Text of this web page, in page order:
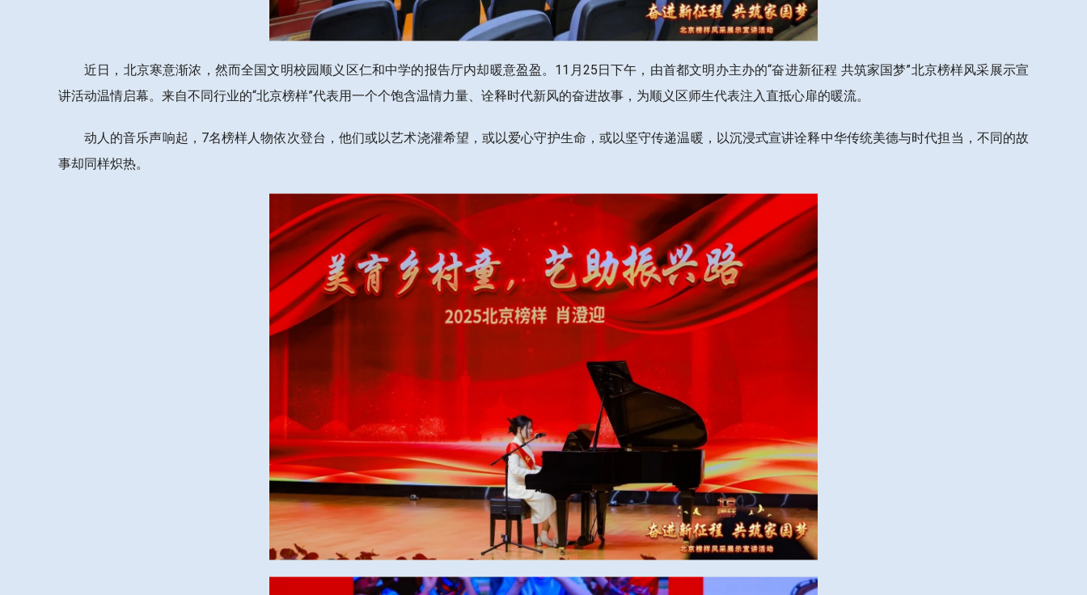
近日，北京寒意渐浓，然而全国文明校园顺义区仁和中学的报告厅内却暖意盈盈。11月25日下午，由首都文明办主办的“奋进新征程 共筑家国梦”北京榜样风采展示宣
讲活动温情启幕。来自不同行业的“北京榜样”代表用一个个饱含温情力量、诠释时代新风的奋进故事，为顺义区师生代表注入直抵心扉的暖流。
动人的音乐声响起，7名榜样人物依次登台，他们或以艺术浇灌希望，或以爱心守护生命，或以坚守传递温暖，以沉浸式宣讲诠释中华传统美德与时代担当，不同的故
事却同样炽热。